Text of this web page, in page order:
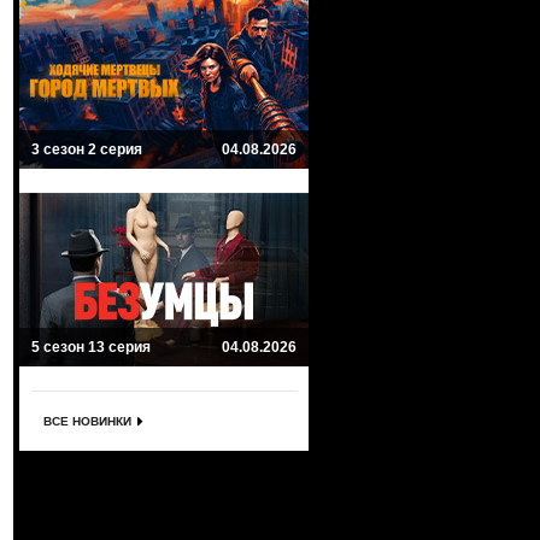
3 сезон 2 серия 04.08.2026
5 сезон 13 серия 04.08.2026
ВСЕ НОВИНКИ